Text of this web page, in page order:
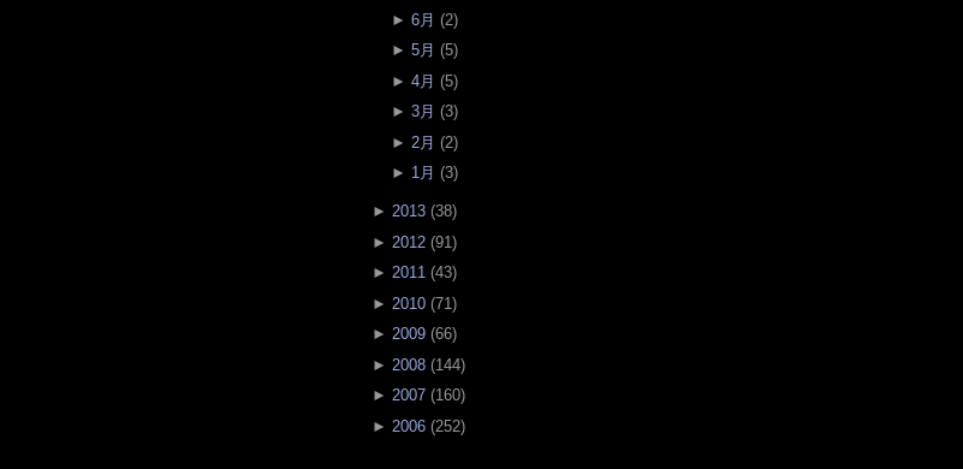
► 6月 (2)
► 5月 (5)
► 4月 (5)
► 3月 (3)
► 2月 (2)
► 1月 (3)
► 2013 (38)
► 2012 (91 )
► 2011 (43)
► 2010 (71 )
► 2009 (66)
► 2008 (144)
► 2007 (160)
► 2006 (252)